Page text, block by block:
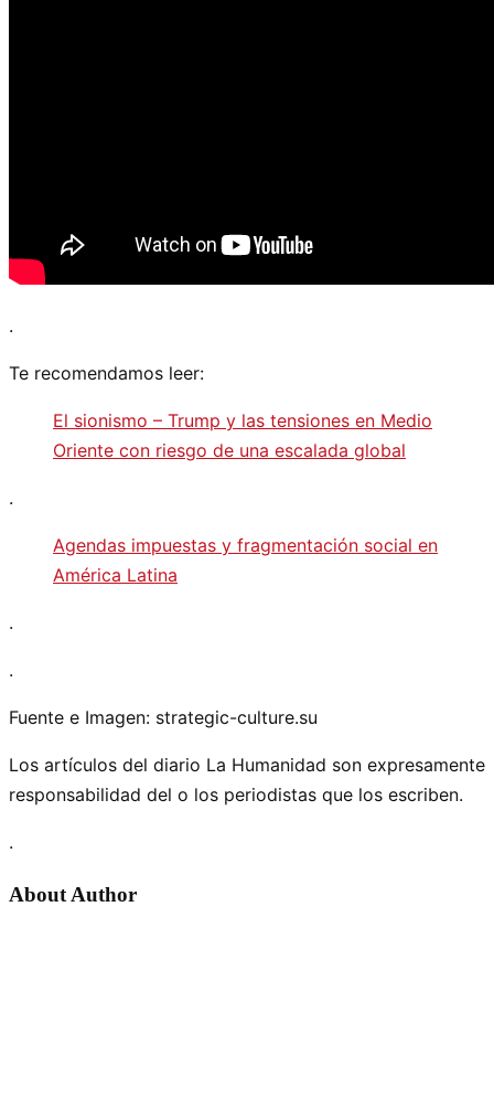
.
Te recomendamos leer:
El sionismo – Trump y las tensiones en Medio
Oriente con riesgo de una escalada global
.
Agendas impuestas y fragmentación social en
América Latina
.
.
Fuente e Imagen: strategic-culture.su
Los artículos del diario La Humanidad son expresamente
responsabilidad del o los periodistas que los escriben.
.
About Author